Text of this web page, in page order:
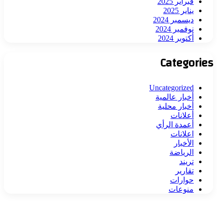
يناير 2025
ديسمبر 2024
نوفمبر 2024
أكتوبر 2024
Categories
Uncategorized
أخبار عالمية
أخبار محلية
أعلانات
أعمدة الرأي
اعلانات
الأخبار
الرياضة
تريند
تقارير
حوارات
منوعات